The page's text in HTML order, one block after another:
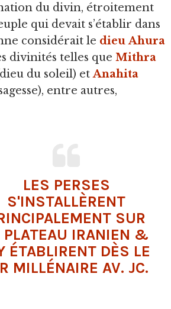
du divin, étroitement
qui devait s’établir dans
considérait le dieu Ahura
divinités telles que Mithra
du soleil) etAnahita
entre autres,
LES PERSES
S'INSTALLÈRENT
SUR
PLATEAU IRANIEN &
ÉTABLIRENT DÈS LE
MILLÉNAIRE AV. JC.